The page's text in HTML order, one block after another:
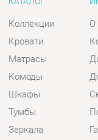
Зеркала
Столы
Мягкая мебель
Комплектующие
КОНТАКТЫ
Шоурум и склад